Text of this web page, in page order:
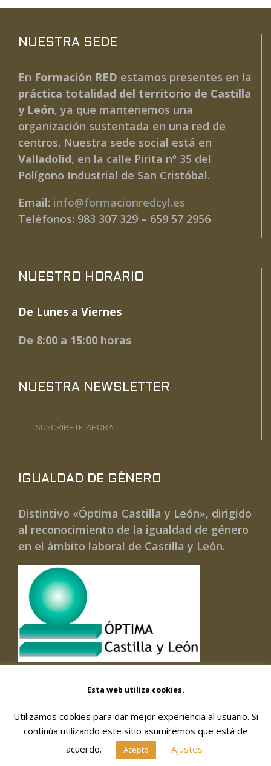
NUESTRA SEDE
En Formación RED estamos presentes en la
práctica totalidad del territorio de Castilla
y León, ya que mantenemos una
organización sustentada en una red de
centros. Nuestra sede social está en
Valladolid, en la calle Pirita nº 35 del
Polígono Industrial de San Cristóbal.
Email: info@formacionredcyl.es
Teléfonos: 983 307 329 – 659 57 2956
NUESTRO HORARIO
De Lunes a Viernes
De 8:00 a 15:00 horas
NUESTRA NEWSLETTER
SUSCRÍBETE AHORA
IGUALDAD DE GÉNERO
Distintivo «Óptima Castilla y León», dirigido
al reconocimiento de la igualdad de género
en el ámbito laboral de Castilla y León.
© 2026 FORMACIÓN Y GESTIÓN DE SERVICIOS
SOCIALES, SOC. COOPERATIVA
Aviso Legal|Política de privacidad|Política de
cookies
Esta web utiliza cookies.
Utilizamos cookies para dar mejor experiencia al usuario. Si
continúa utilizando este sitio asumiremos que está de
acuerdo.
Acepto Ajustes